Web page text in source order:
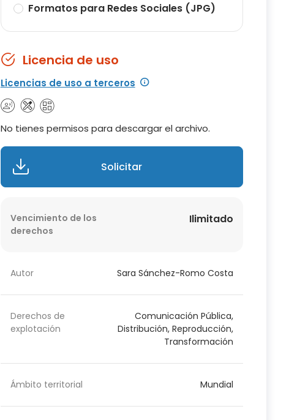
Formatos para Redes Sociales (JPG)
Licencia de uso
Licencias de uso a terceros
No tienes permisos para descargar el archivo.
Solicitar
Vencimiento de los
derechos
Ilimitado
Autor Sara Sánchez-Romo Costa
Derechos de
explotación
Comunicación Pública,
Distribución, Reproducción,
Transformación
Ámbito territorial Mundial